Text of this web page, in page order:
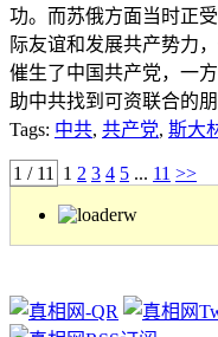
功。而苏俄方面当时正
际友谊和发展共产势力
催生了中国共产党，一
助中共找到可资联合的
Tags: 中共, 共产党, 斯大
1 / 11 1 2 3 4 5 ... 11 >>